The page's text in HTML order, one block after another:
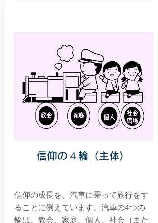
信仰の４輪（主体）
信仰の成長を、汽車に乗って旅行をす
ることに例えています。汽車の4つの
輪は、教会、家庭、個人、社会（また